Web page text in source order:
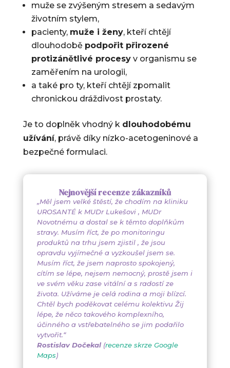
muže se zvýšeným stresem a sedavým
životním stylem,
pacienty, muže i ženy, kteří chtějí
dlouhodobě podpořit přirozené
protizánětlivé procesyv organismu se
zaměřením na urologii,
a také pro ty, kteří chtějí zpomalit
chronickou dráždivost prostaty.
Je to doplněk vhodný k dlouhodobému
užívání, právě díky nízko-acetogeninové a
bezpečné formulaci.
Nejnovější recenze zákazníků
„Měl jsem velké štěstí, že chodím na kliniku
UROSANTÉ k MUDr Lukešovi , MUDr
Novotnému a dostal se k těmto doplňkům
stravy. Musím říct, že po monitoringu
produktů na trhu jsem zjistil , že jsou
opravdu vyjímečné a vyzkoušel jsem se.
Musím říct, že jsem naprosto spokojený,
cítím se lépe, nejsem nemocný, prostě jsem i
ve svém věku zase vitální a s radostí ze
života. Užíváme je celá rodina a moji blízcí.
Chtěl bych poděkovat celému kolektivu Žij
lépe, že něco takového komplexního,
účinného a vstřebatelného se jim podařilo
vytvořit.“
Rostislav Dočekal(recenze skrze Google
Maps)